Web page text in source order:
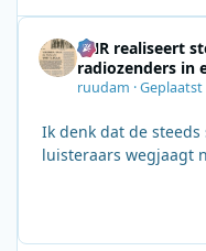
BNR realiseert
radiozenders in
ruudam ·Geplaatst
Ik denk dat de steeds
luisteraars wegjaagt